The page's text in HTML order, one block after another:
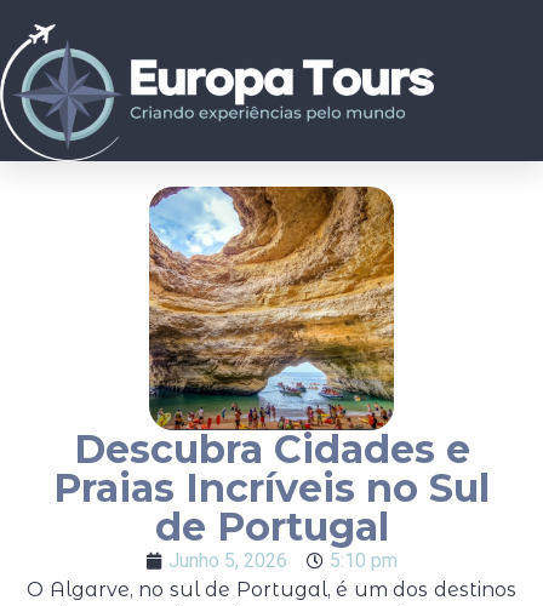
Descubra Cidades e
Praias Incríveis no Sul
de Portugal
Junho 5, 2026
5:10 pm
O Algarve, no sul de Portugal, é um dos destinos